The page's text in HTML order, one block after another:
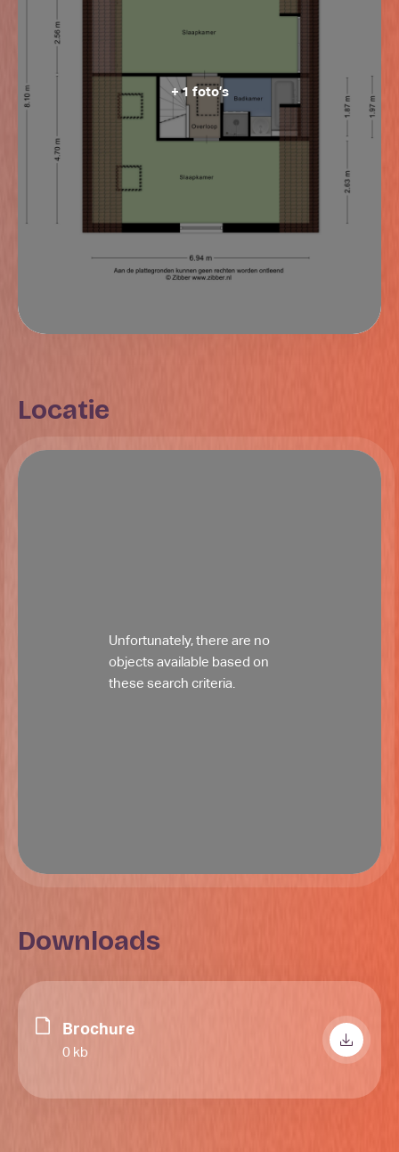
+ 1 foto’s
Locatie
Unfortunately, there are no
objects available based on
these search criteria.
Downloads
Brochure
0 kb